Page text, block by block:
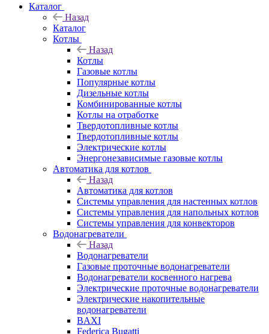
Каталог
Назад
Каталог
Котлы
Назад
Котлы
Газовые котлы
Популярные котлы
Дизельные котлы
Комбинированные котлы
Котлы на отработке
Твердотопливные котлы
Твердотопливные котлы
Электрические котлы
Энергонезависимые газовые котлы
Автоматика для котлов
Назад
Автоматика для котлов
Системы управления для настенных котлов
Системы управления для напольных котлов
Системы управления для конвекторов
Водонагреватели
Назад
Водонагреватели
Газовые проточные водонагреватели
Водонагреватели косвенного нагрева
Электрические проточные водонагреватели
Электрические накопительные
водонагреватели
BAXI
Federica Bugatti